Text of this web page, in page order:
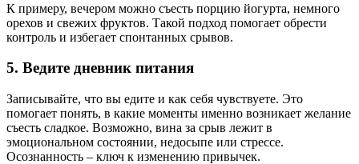
К примеру, вечером можно съесть порцию йогурта, немного
орехов и свежих фруктов. Такой подход помогает обрести
контроль и избегает спонтанных срывов.
5. Ведите дневник питания
Записывайте, что вы едите и как себя чувствуете. Это
помогает понять, в какие моменты именно возникает желание
съесть сладкое. Возможно, вина за срыв лежит в
эмоциональном состоянии, недосыпе или стрессе.
Осознанность – ключ к изменению привычек.